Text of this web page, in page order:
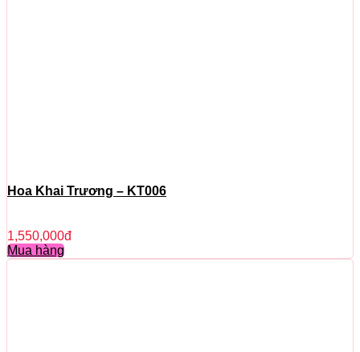
Hoa Khai Trương – KT006
1,550,000đ
Mua hàng